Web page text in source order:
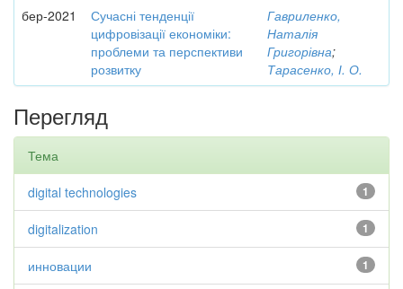
бер-2021
Сучасні тенденції
цифровізації економіки:
проблеми та перспективи
розвитку
Гавриленко,
Наталія
Григорівна;
Тарасенко, І. О.
Перегляд
Тема
1
digital technologies
1
digitalization
1
инновации